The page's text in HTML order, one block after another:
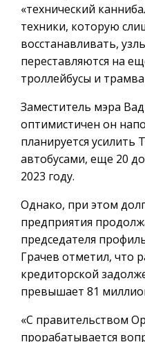
«технический
техники, которую
восстанавливать,
переставляются на
троллейбусы и
Заместитель мэра
оптимистичен он
планируется
автобусами, еще 20
2023 году.
Однако, при этом
предприятия
председателя
Грачев отметил, что
кредиторской
превышает 81
«С правительством
прорабатывается